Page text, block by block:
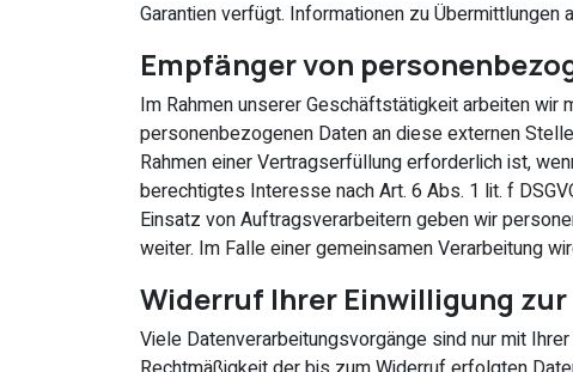
Garantien verfügt. Informationen zu
Empfänger von
Im Rahmen unserer Geschäftstätigkeit arbeiten
personenbezogenen Daten an diese externen
Rahmen einer Vertragserfüllung erforderlich ist,
berechtigtes Interesse nach Art. 6 Abs. 1 lit. f
Einsatz von Auftragsverarbeitern geben wir
weiter. Im Falle einer gemeinsamen Verarbeitung
Widerruf Ihrer Einwilligung
Viele Datenverarbeitungsvorgänge sind nur mit